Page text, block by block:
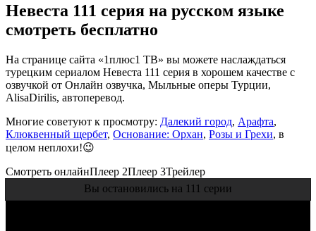
Невеста 111 серия на русском языке
смотреть бесплатно
На странице сайта «1плюс1 ТВ» вы можете наслаждаться
турецким сериалом Невеста 111 серия в хорошем качестве с
озвучкой от Онлайн озвучка, Мыльные оперы Турции,
AlisaDirilis, автоперевод.
Многие советуют к просмотру: Далекий город, Арафта,
Клюквенный щербет, Основание: Орхан, Розы и Грехи, в
целом неплохи!😉
Смотреть онлайнПлеер 2Плеер 3Трейлер
Вы остановились на 111 серии